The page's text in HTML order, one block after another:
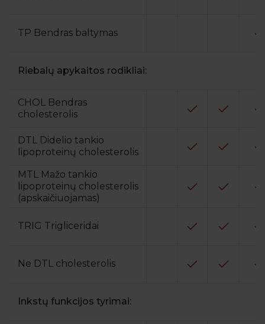
TP Bendras baltymas
Riebalų apykaitos rodikliai:
CHOL Bendras
cholesterolis
DTL Didelio tankio
lipoproteinų cholesterolis
MTL Mažo tankio
lipoproteinų cholesterolis
(apskaičiuojamas)
TRIG Trigliceridai
Ne DTL cholesterolis
Inkstų funkcijos tyrimai: